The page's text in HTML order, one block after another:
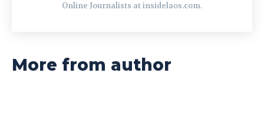
Online Journalists at insidelaos.com.
More from author